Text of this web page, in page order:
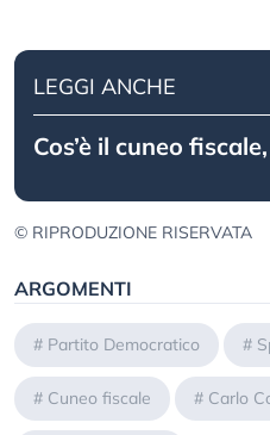
LEGGI ANCHE
Cos’è il cuneo
© RIPRODUZIONE RISERVATA
ARGOMENTI
# Partito Democratico #
# Cuneo fiscale # Carlo